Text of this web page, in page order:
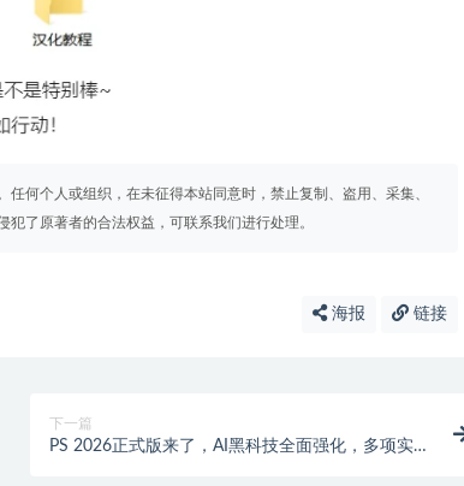
何个人或组织，在未征得本站同意时，禁止复制、盗用、采集、
了原著者的合法权益，可联系我们进行处理。
海报 链接
下一篇
PS 2026正式版来了，AI黑科技全面强化，多项实用